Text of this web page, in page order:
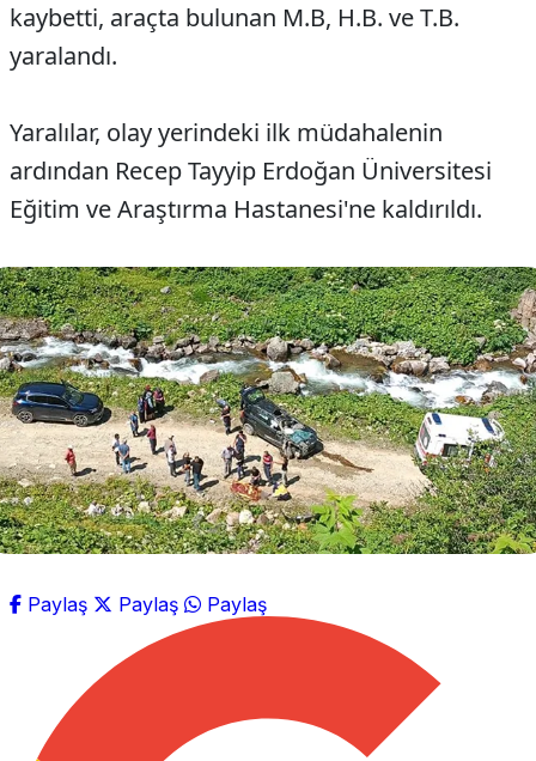
kaybetti, araçta bulunan M.B, H.B. ve T.B.
yaralandı.
Yaralılar, olay yerindeki ilk müdahalenin
ardından Recep Tayyip Erdoğan Üniversitesi
Eğitim ve Araştırma Hastanesi'ne kaldırıldı.
Paylaş Paylaş Paylaş